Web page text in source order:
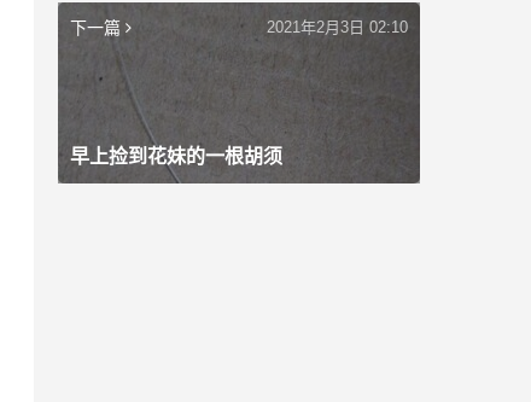
下一篇
早上捡到花妹的一根胡须
2021年2月3日 02:10